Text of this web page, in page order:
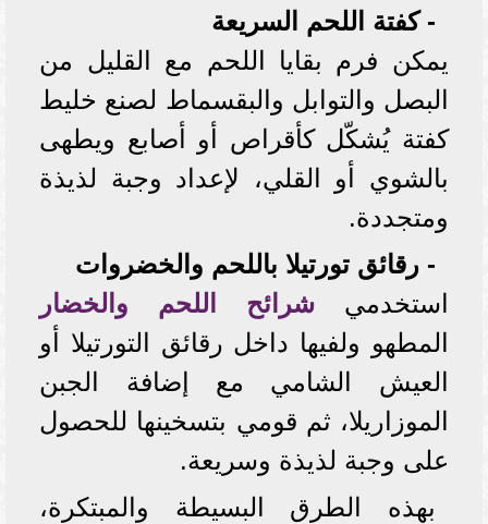
- كفتة اللحم السريعة
يمكن فرم بقايا اللحم مع القليل من
البصل والتوابل والبقسماط لصنع خليط
كفتة يُشكّل كأقراص أو أصابع ويطهى
بالشوي أو القلي، لإعداد وجبة لذيذة
ومتجددة.
- رقائق تورتيلا باللحم والخضروات
استخدميشرائح اللحم والخضار
المطهو ولفيها داخل رقائق التورتيلا أو
العيش الشامي مع إضافة الجبن
الموزاريلا، ثم قومي بتسخينها للحصول
على وجبة لذيذة وسريعة.
بهذه الطرق البسيطة والمبتكرة،